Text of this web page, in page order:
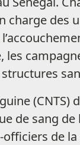
charge des
(CNTS)
de sang
de